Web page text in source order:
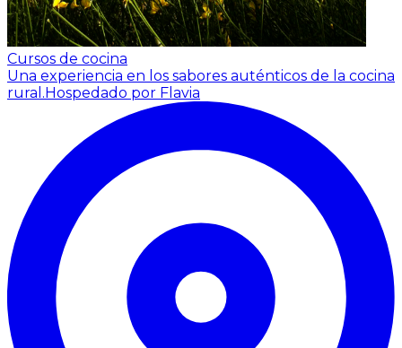
Cursos de cocina
Una experiencia en los sabores auténticos de la cocina
rural. Hospedado por Flavia